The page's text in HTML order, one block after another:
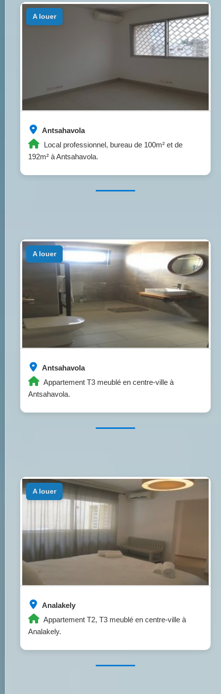
Antsahavola
Local professionnel, bureau de 100m² et de
192m² à Antsahavola.
a louer
Antsahavola
Appartement T3 meublé en centre-ville à
Antsahavola.
a louer
Analakely
Appartement T2, T3 meublé en centre-ville à
Analakely.
a louer